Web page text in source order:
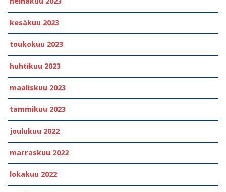
kesäkuu 2023
toukokuu 2023
huhtikuu 2023
maaliskuu 2023
tammikuu 2023
joulukuu 2022
marraskuu 2022
lokakuu 2022